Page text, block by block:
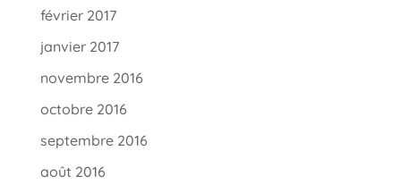
février 2017
janvier 2017
novembre 2016
octobre 2016
septembre 2016
août 2016